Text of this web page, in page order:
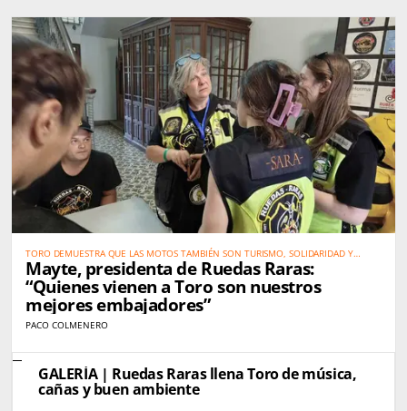
TORO DEMUESTRA QUE LAS MOTOS TAMBIÉN SON TURISMO, SOLIDARIDAD Y
PROMOCIÓN DEL TERRITORIO
Mayte, presidenta de Ruedas Raras:
“Quienes vienen a Toro son nuestros
mejores embajadores”
PACO COLMENERO
GALERÍA | Ruedas Raras llena Toro de música,
cañas y buen ambiente